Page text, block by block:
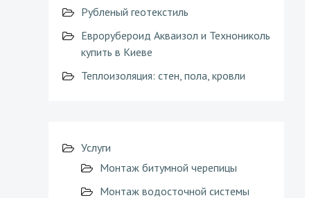
Рубленый геотекстиль
Еврорубероид Акваизол и Технониколь
купить в Киеве
Теплоизоляция: стен, пола, кровли
Услуги
Монтаж битумной черепицы
Монтаж водосточной системы